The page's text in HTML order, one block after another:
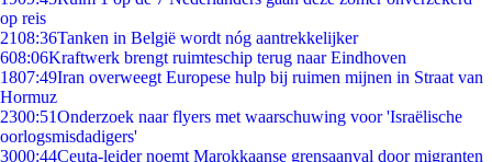
op reis
2108:36Tanken in België wordt nóg aantrekkelijker
608:06Kraftwerk brengt ruimteschip terug naar Eindhoven
1807:49Iran overweegt Europese hulp bij ruimen mijnen in Straat van
Hormuz
2300:51Onderzoek naar flyers met waarschuwing voor 'Israëlische
oorlogsmisdadigers'
3000:44Ceuta-leider noemt Marokkaanse grensaanval door migranten